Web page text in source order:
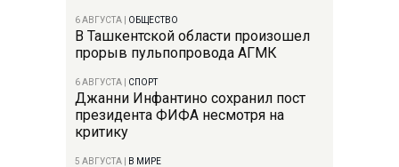
6 АВГУСТА ОБЩЕСТВО
В Ташкентской области произошел
прорыв пульпопровода АГМК
6 АВГУСТА СПОРТ
Джанни Инфантино сохранил пост
президента ФИФА несмотря на
критику
5 АВГУСТА В МИРЕ